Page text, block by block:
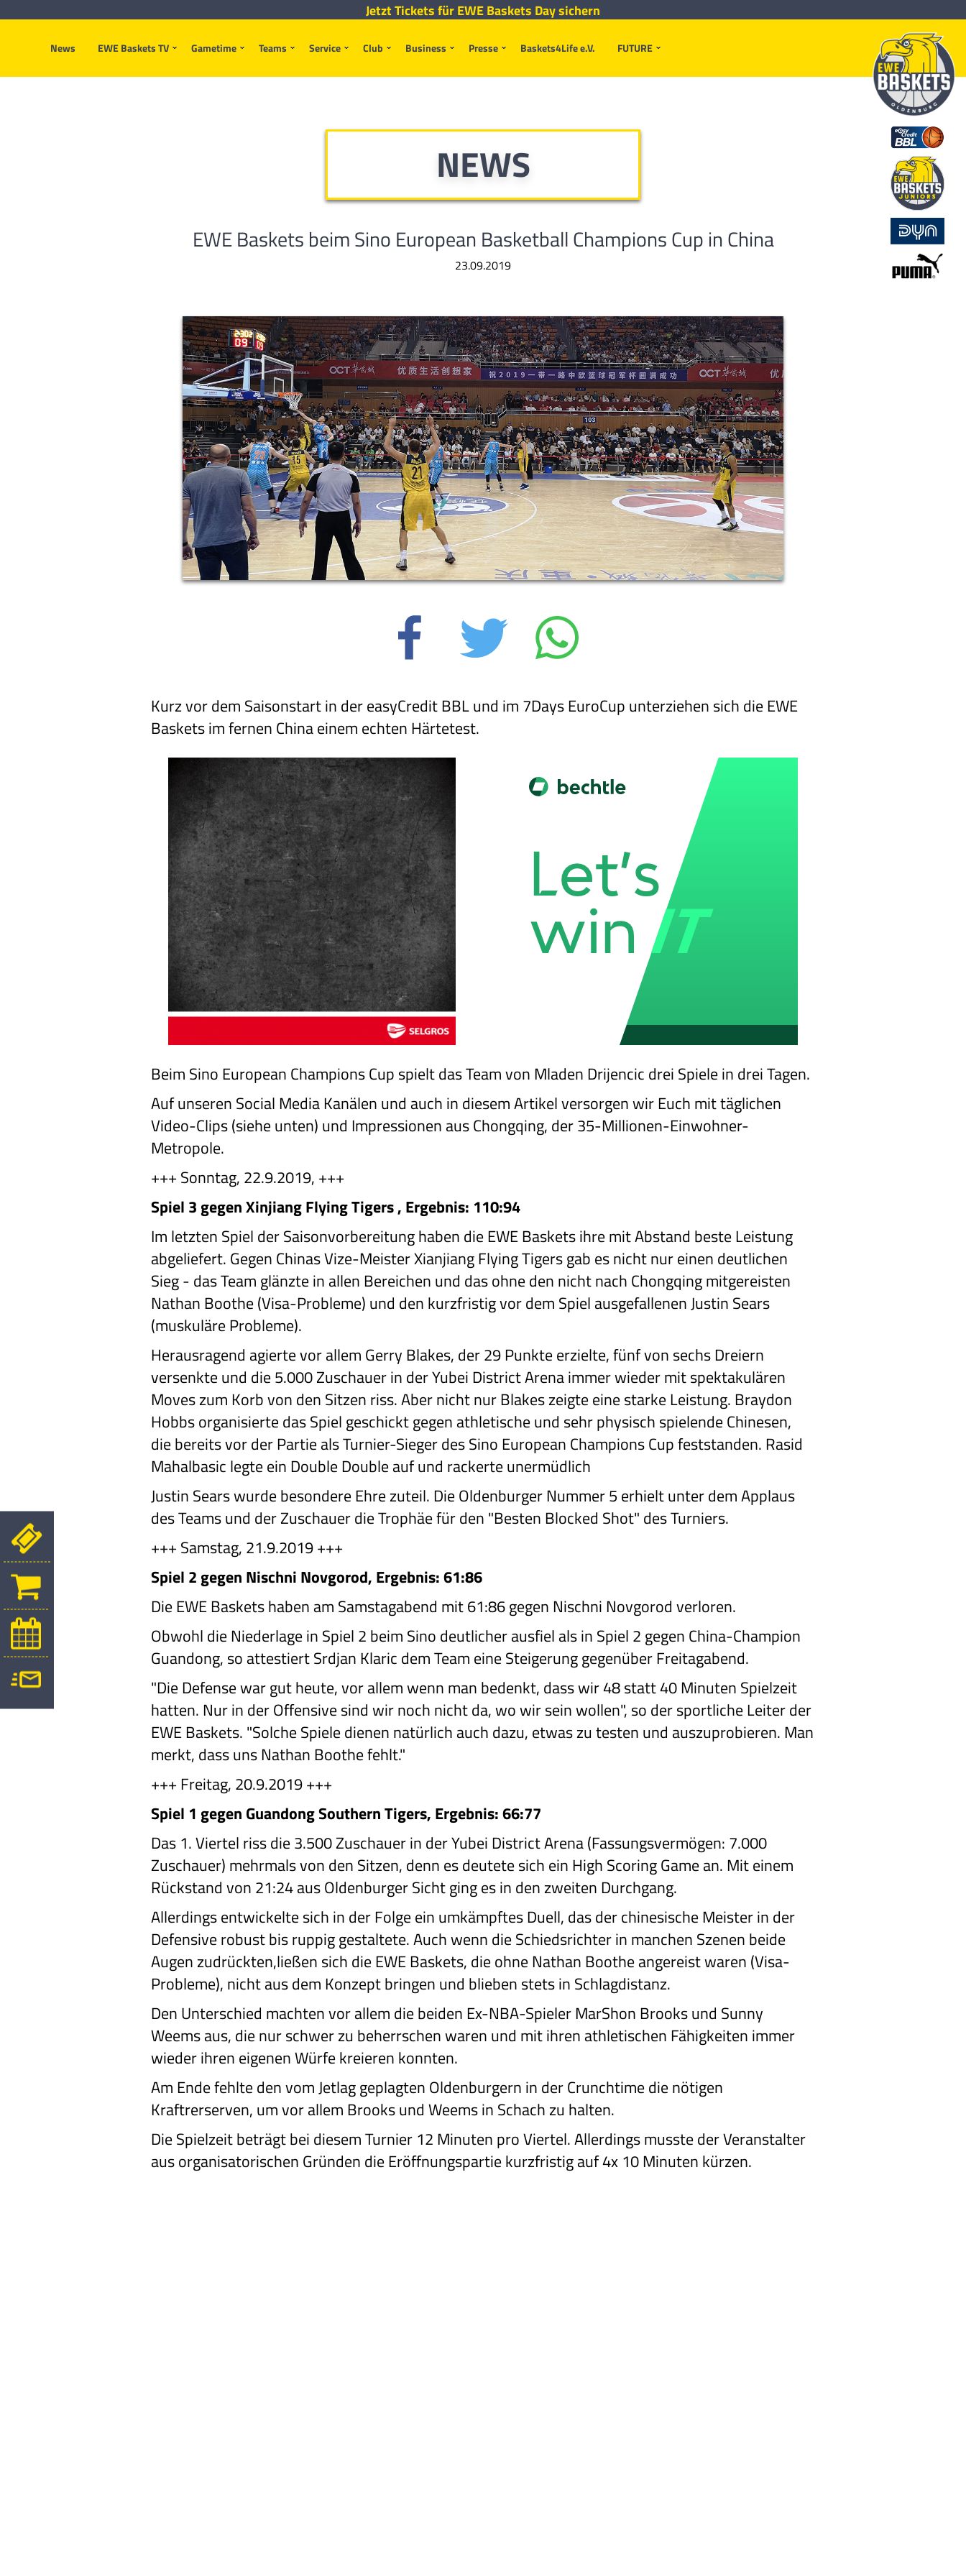
News EWE Baskets TV Gametime Teams Service Club Business Presse Baskets4Life e.V. FUTURE
Jetzt Tickets für EWE Baskets Day sichern
NEWS
EWE Baskets beim Sino European Basketball Champions Cup in China
23.09.2019
Kurz vor dem Saisonstart in der easyCredit BBL und im 7Days EuroCup unterziehen sich die EWE
Baskets im fernen China einem echten Härtetest.
Beim Sino European Champions Cup spielt das Team von Mladen Drijencic drei Spiele in drei Tagen.
Auf unseren Social Media Kanälen und auch in diesem Artikel versorgen wir Euch mit täglichen
Video-Clips (siehe unten) und Impressionen aus Chongqing, der 35-Millionen-Einwohner-
Metropole.
+++ Sonntag, 22.9.2019, +++
Spiel 3 gegen Xinjiang Flying Tigers , Ergebnis: 110:94
Im letzten Spiel der Saisonvorbereitung haben die EWE Baskets ihre mit Abstand beste Leistung
abgeliefert. Gegen Chinas Vize-Meister Xianjiang Flying Tigers gab es nicht nur einen deutlichen
Sieg - das Team glänzte in allen Bereichen und das ohne den nicht nach Chongqing mitgereisten
Nathan Boothe (Visa-Probleme) und den kurzfristig vor dem Spiel ausgefallenen Justin Sears
(muskuläre Probleme).
Herausragend agierte vor allem Gerry Blakes, der 29 Punkte erzielte, fünf von sechs Dreiern
versenkte und die 5.000 Zuschauer in der Yubei District Arena immer wieder mit spektakulären
Moves zum Korb von den Sitzen riss. Aber nicht nur Blakes zeigte eine starke Leistung. Braydon
Hobbs organisierte das Spiel geschickt gegen athletische und sehr physisch spielende Chinesen,
die bereits vor der Partie als Turnier-Sieger des Sino European Champions Cup feststanden. Rasid
Mahalbasic legte ein Double Double auf und rackerte unermüdlich
Justin Sears wurde besondere Ehre zuteil. Die Oldenburger Nummer 5 erhielt unter dem Applaus
des Teams und der Zuschauer die Trophäe für den "Besten Blocked Shot" des Turniers.
+++ Samstag, 21.9.2019 +++
Spiel 2 gegen Nischni Novgorod, Ergebnis: 61:86
Die EWE Baskets haben am Samstagabend mit 61:86 gegen Nischni Novgorod verloren.
Obwohl die Niederlage in Spiel 2 beim Sino deutlicher ausfiel als in Spiel 2 gegen China-Champion
Guandong, so attestiert Srdjan Klaric dem Team eine Steigerung gegenüber Freitagabend.
"Die Defense war gut heute, vor allem wenn man bedenkt, dass wir 48 statt 40 Minuten Spielzeit
hatten. Nur in der Offensive sind wir noch nicht da, wo wir sein wollen", so der sportliche Leiter der
EWE Baskets. "Solche Spiele dienen natürlich auch dazu, etwas zu testen und auszuprobieren. Man
merkt, dass uns Nathan Boothe fehlt."
+++ Freitag, 20.9.2019 +++
Spiel 1 gegen Guandong Southern Tigers, Ergebnis: 66:77
Das 1. Viertel riss die 3.500 Zuschauer in der Yubei District Arena (Fassungsvermögen: 7.000
Zuschauer) mehrmals von den Sitzen, denn es deutete sich ein High Scoring Game an. Mit einem
Rückstand von 21:24 aus Oldenburger Sicht ging es in den zweiten Durchgang.
Allerdings entwickelte sich in der Folge ein umkämpftes Duell, das der chinesische Meister in der
Defensive robust bis ruppig gestaltete. Auch wenn die Schiedsrichter in manchen Szenen beide
Augen zudrückten,ließen sich die EWE Baskets, die ohne Nathan Boothe angereist waren (Visa-
Probleme), nicht aus dem Konzept bringen und blieben stets in Schlagdistanz.
Den Unterschied machten vor allem die beiden Ex-NBA-Spieler MarShon Brooks und Sunny
Weems aus, die nur schwer zu beherrschen waren und mit ihren athletischen Fähigkeiten immer
wieder ihren eigenen Würfe kreieren konnten.
Am Ende fehlte den vom Jetlag geplagten Oldenburgern in der Crunchtime die nötigen
Kraftrerserven, um vor allem Brooks und Weems in Schach zu halten.
Die Spielzeit beträgt bei diesem Turnier 12 Minuten pro Viertel. Allerdings musste der Veranstalter
aus organisatorischen Gründen die Eröffnungspartie kurzfristig auf 4x 10 Minuten kürzen.